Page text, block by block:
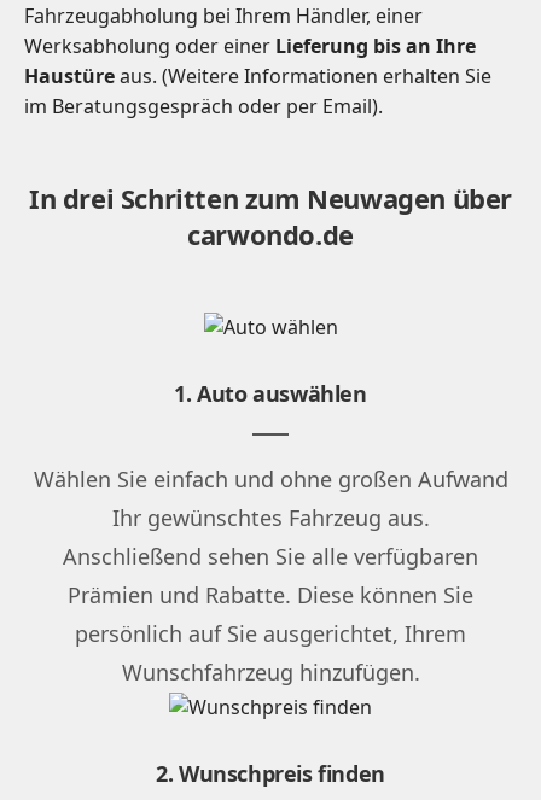
Fahrzeugabholung bei Ihrem Händler, einer
Werksabholung oder einer Lieferung bis an Ihre
Haustüreaus. (Weitere Informationen erhalten Sie
im Beratungsgespräch oder per Email).
In drei Schritten zum Neuwagen über
carwondo.de
1. Auto auswählen
Wählen Sie einfach und ohne großen Aufwand
Ihr gewünschtes Fahrzeug aus.
Anschließend sehen Sie alle verfügbaren
Prämien und Rabatte. Diese können Sie
persönlich auf Sie ausgerichtet, Ihrem
Wunschfahrzeug hinzufügen.
2. Wunschpreis finden